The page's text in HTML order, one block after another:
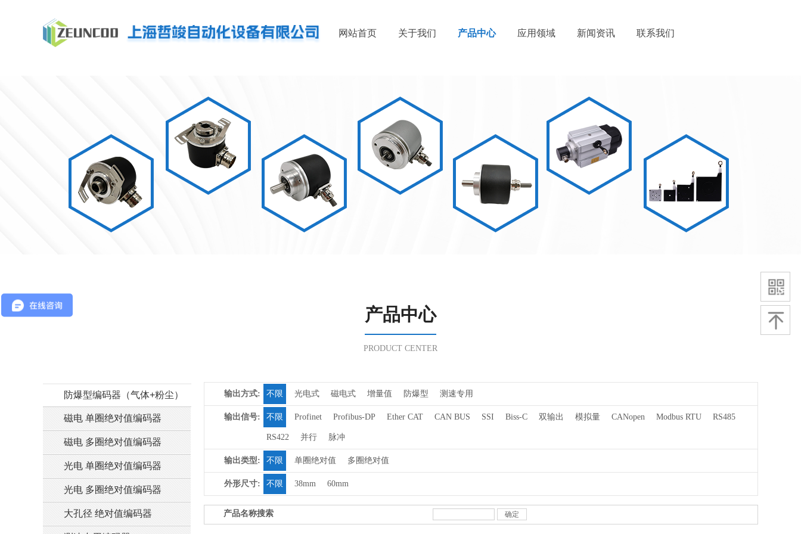
网站首页 关于我们 产品中心 应用领域 新闻资讯 联系我们
产品中心
PRODUCT CENTER
输出方式: 不限 光电式 磁电式 增量值 防爆型 测速专用
输出信号: 不限 Profinet Profibus-DP Ether CAT CAN BUS SSI Biss-C 双输出 模拟量 CANopen Modbus RTU RS485
RS422 并行 脉冲
输出类型: 不限 单圈绝对值 多圈绝对值
外形尺寸: 不限 38mm 60mm
确定
产品名称搜索
防爆型编码器（气体+粉尘）
磁电 单圈绝对值编码器
磁电 多圈绝对值编码器
光电 单圈绝对值编码器
光电 多圈绝对值编码器
大孔径 绝对值编码器